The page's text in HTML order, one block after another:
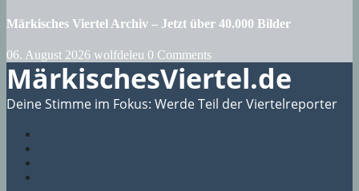
Märkisches Viertel Archiv – Jetzt über 40.000 Bilder
06. August 2026 wolfdeleu 0 Comments
MärkischesViertel.de
Deine Stimme im Fokus: Werde Teil der Viertelreporter